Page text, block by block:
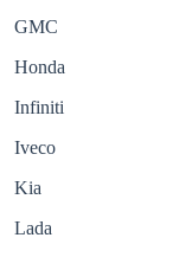
GMC
Honda
Infiniti
Iveco
Kia
Lada